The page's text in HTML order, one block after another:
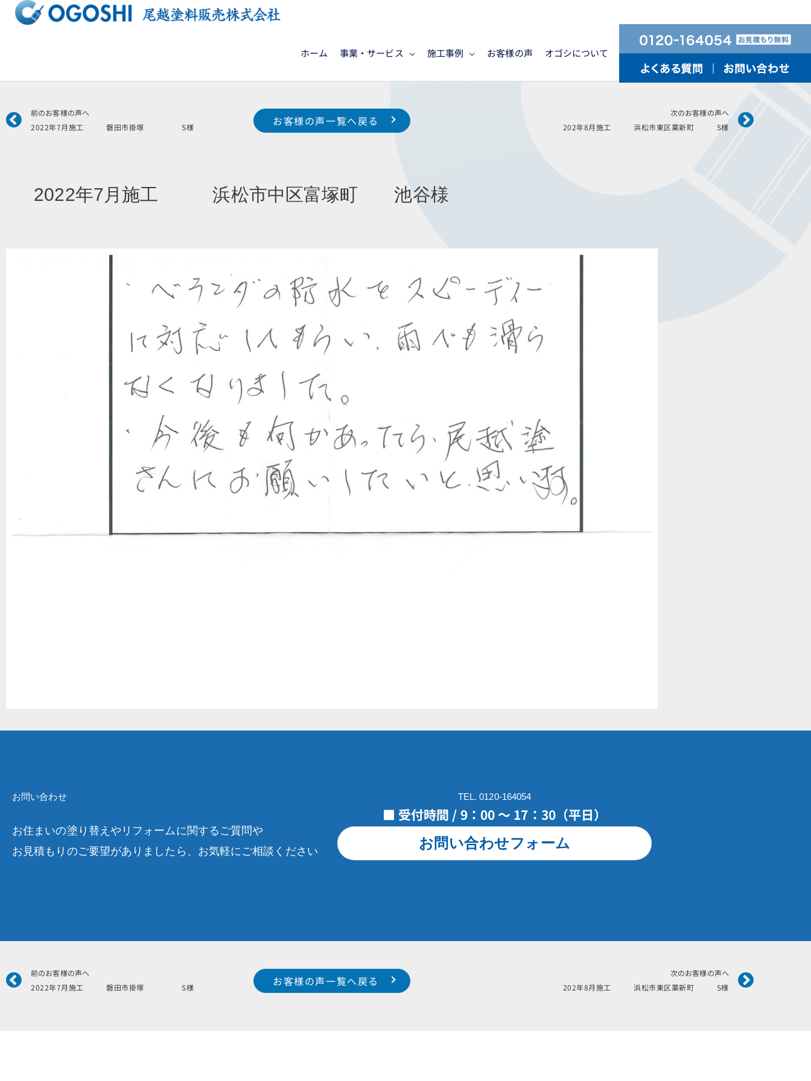
ッ
ホーム 事業・サービス 施工事例 お客様の声 オゴシについて
Prev
前のお客様の声へ
2022年7月施工 磐田市掛塚 S様
次のお客様の声へ
202年8月施工 浜松市東区薬新町 S様
Next
お客様の声一覧へ戻る
2022年7月施工 浜松市中区富塚町 池谷様
お問い合わせ
お住まいの塗り替えやリフォームに関するご質問や
お見積もりのご要望がありましたら、お気軽にご相談ください
TEL. 0120-164054
■ 受付時間 / 9：00 ～ 17：30（平日）
お問い合わせフォーム
Prev
前のお客様の声へ
2022年7月施工 磐田市掛塚 S様
次のお客様の声へ
202年8月施工 浜松市東区薬新町 S様
Next
お客様の声一覧へ戻る